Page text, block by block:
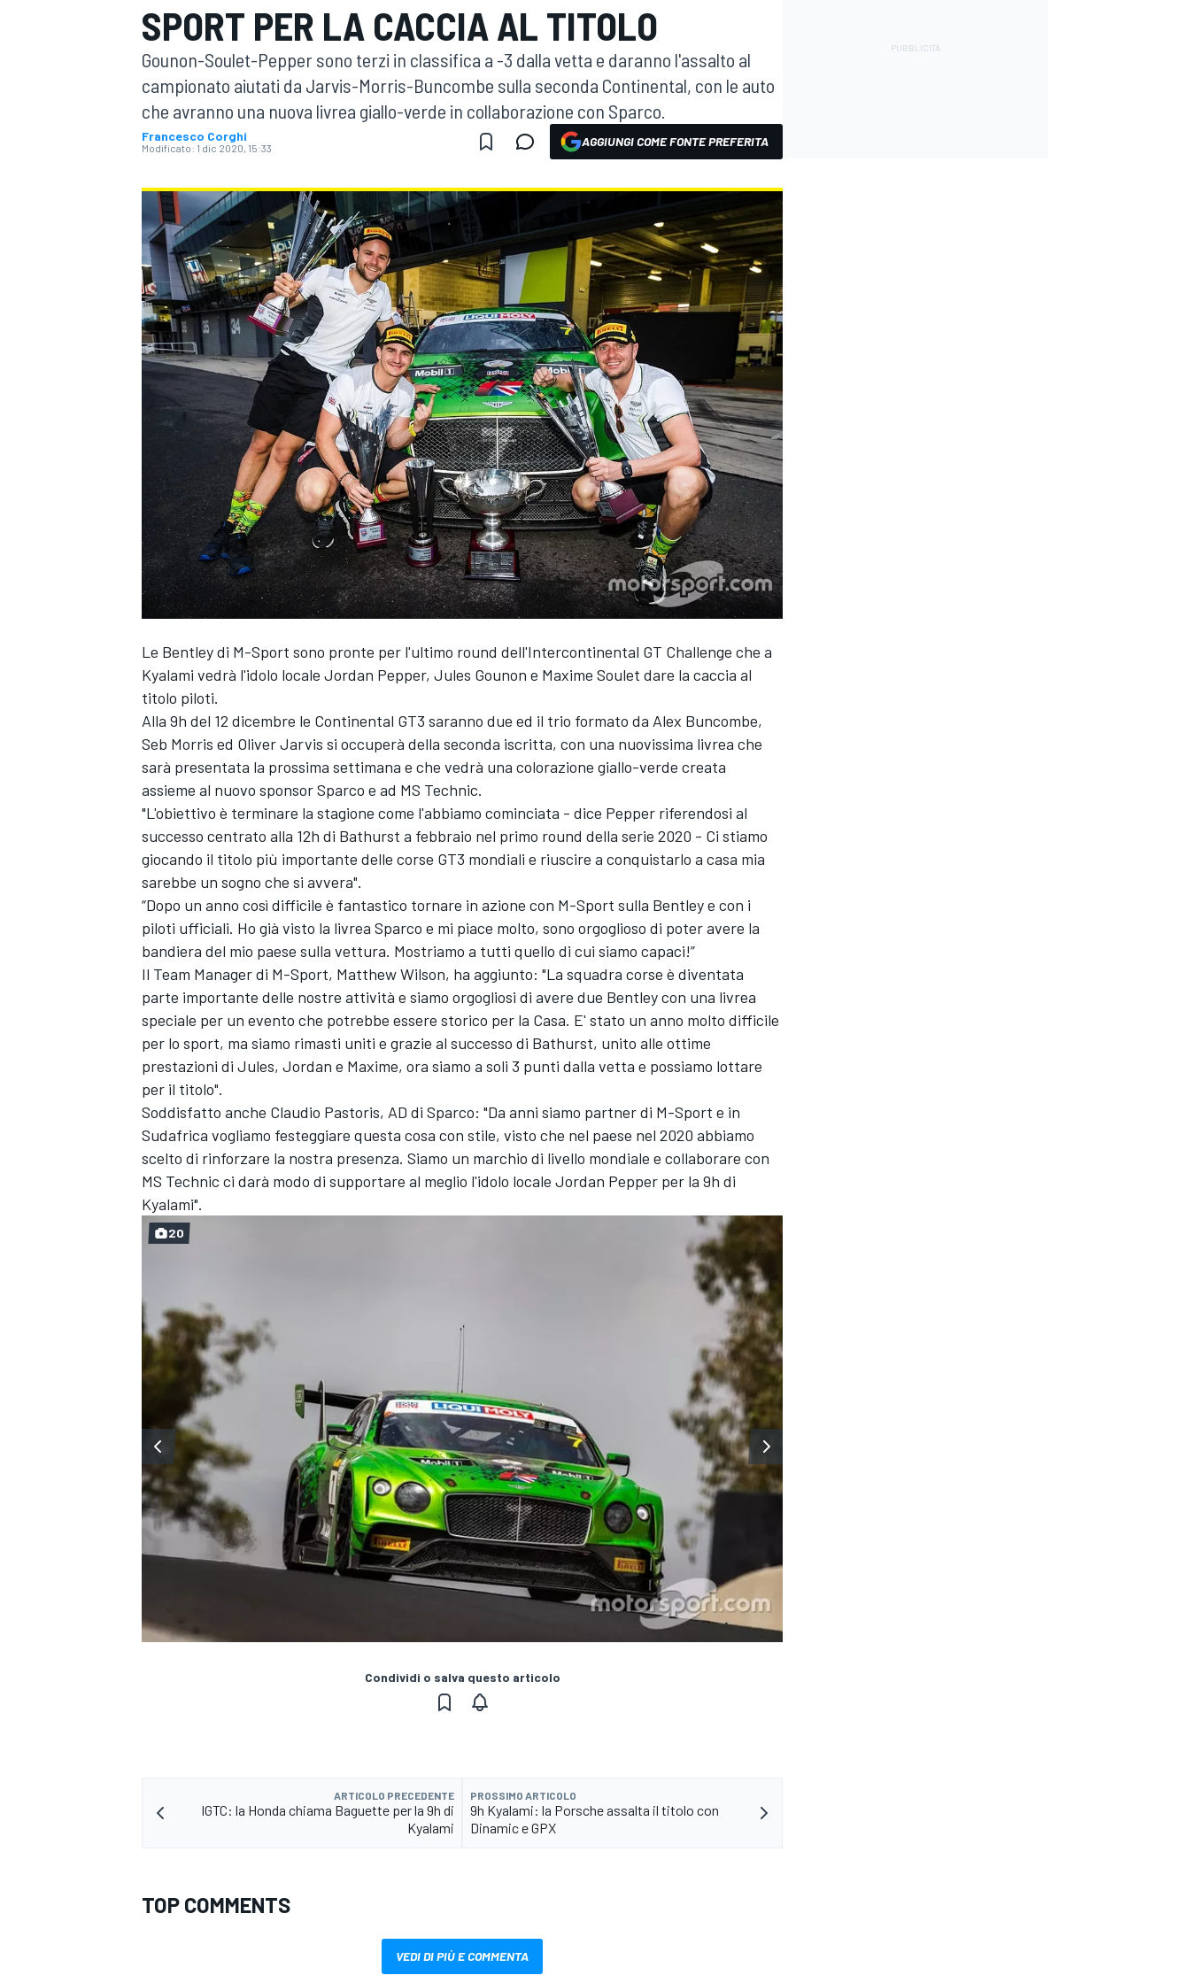
MOTOGP WEC
WRC
MONOPOSTO
ENDURANCE/GT
SPORT PER LA CACCIA AL TITOLO
Gounon-Soulet-Pepper sono terzi in classifica a -3 dalla vetta e daranno l'assalto al
campionato aiutati da Jarvis-Morris-Buncombe sulla seconda Continental, con le auto
che avranno una nuova livrea giallo-verde in collaborazione con Sparco.
Francesco Corghi
Modificato: 1 dic 2020, 15:33 AGGIUNGI COME FONTE PREFERITA
Le Bentley di M-Sport sono pronte per l'ultimo round dell'Intercontinental GT Challenge che a
Kyalami vedrà l'idolo locale Jordan Pepper, Jules Gounon e Maxime Soulet dare la caccia al
titolo piloti.
Alla 9h del 12 dicembre le Continental GT3 saranno due ed il trio formato da Alex Buncombe,
Seb Morris ed Oliver Jarvis si occuperà della seconda iscritta, con una nuovissima livrea che
sarà presentata la prossima settimana e che vedrà una colorazione giallo-verde creata
assieme al nuovo sponsor Sparco e ad MS Technic.
"L'obiettivo è terminare la stagione come l'abbiamo cominciata - dice Pepper riferendosi al
successo centrato alla 12h di Bathurst a febbraio nel primo round della serie 2020 - Ci stiamo
giocando il titolo più importante delle corse GT3 mondiali e riuscire a conquistarlo a casa mia
sarebbe un sogno che si avvera".
“Dopo un anno così difficile è fantastico tornare in azione con M-Sport sulla Bentley e con i
piloti ufficiali. Ho già visto la livrea Sparco e mi piace molto, sono orgoglioso di poter avere la
bandiera del mio paese sulla vettura. Mostriamo a tutti quello di cui siamo capaci!”
Il Team Manager di M-Sport, Matthew Wilson, ha aggiunto: "La squadra corse è diventata
parte importante delle nostre attività e siamo orgogliosi di avere due Bentley con una livrea
speciale per un evento che potrebbe essere storico per la Casa. E' stato un anno molto difficile
per lo sport, ma siamo rimasti uniti e grazie al successo di Bathurst, unito alle ottime
prestazioni di Jules, Jordan e Maxime, ora siamo a soli 3 punti dalla vetta e possiamo lottare
per il titolo".
Soddisfatto anche Claudio Pastoris, AD di Sparco: "Da anni siamo partner di M-Sport e in
Sudafrica vogliamo festeggiare questa cosa con stile, visto che nel paese nel 2020 abbiamo
scelto di rinforzare la nostra presenza. Siamo un marchio di livello mondiale e collaborare con
MS Technic ci darà modo di supportare al meglio l'idolo locale Jordan Pepper per la 9h di
Kyalami".
20
Condividi o salva questo articolo
ARTICOLO PRECEDENTE
IGTC: la Honda chiama Baguette per la 9h di
Kyalami
PROSSIMO ARTICOLO
9h Kyalami: la Porsche assalta il titolo con
Dinamic e GPX
TOP COMMENTS
VEDI DI PIÙ E COMMENTA